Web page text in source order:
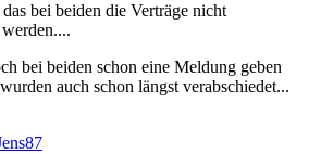
bei beiden die Verträge nicht
bei beiden schon eine Meldung geben
auch schon längst verabschiedet...